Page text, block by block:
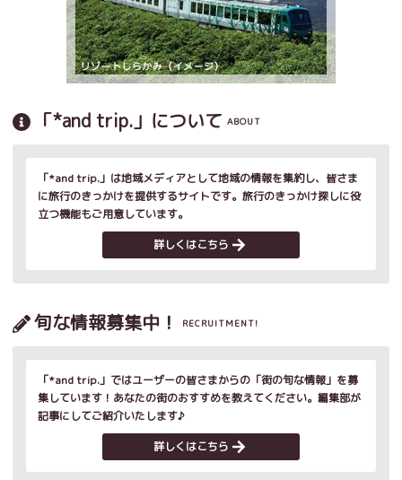
「*and trip.」について ABOUT
「*and trip.」は地域メディアとして地域の情報を集約し、皆さま
に旅行のきっかけを提供するサイトです。旅行のきっかけ探しに役
立つ機能もご用意しています。
詳しくはこちら
旬な情報募集中！ RECRUITMENT!
「*and trip.」ではユーザーの皆さまからの「街の旬な情報」を募
集しています！あなたの街のおすすめを教えてください。編集部が
記事にしてご紹介いたします♪
詳しくはこちら